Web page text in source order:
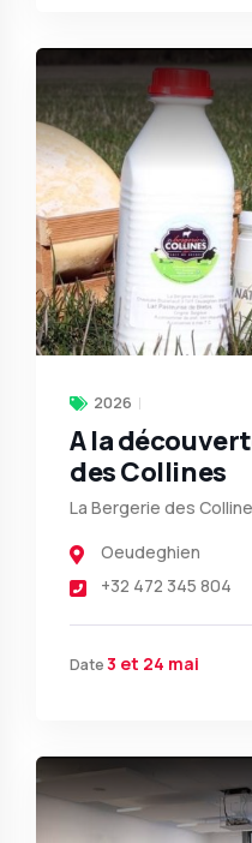
2026
A la
des Collines
La Bergerie des
Oeudeghien
+32 472 345 804
Date3 et 24 mai